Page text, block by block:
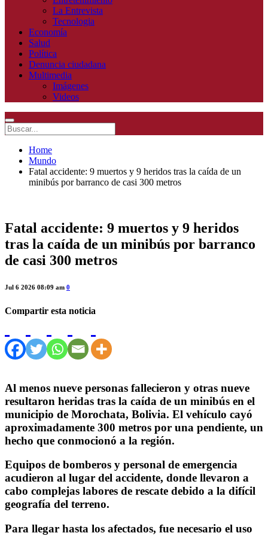
La Entrevista
Tecnologia
Economía
Salud
Política
Denuncia ciudadana
Multimedia
Imágenes
Videos
Home
Mundo
Fatal accidente: 9 muertos y 9 heridos tras la caída de un
minibús por barranco de casi 300 metros
Fatal accidente: 9 muertos y 9 heridos
tras la caída de un minibús por barranco
de casi 300 metros
Jul 6 2026 08:09 am 0
Compartir esta noticia
Al menos nueve personas fallecieron y otras nueve
resultaron heridas tras la caída de un minibús en el
municipio de Morochata, Bolivia. El vehículo cayó
aproximadamente 300 metros por una pendiente, un
hecho que conmocionó a la región.
Equipos de bomberos y personal de emergencia
acudieron al lugar del accidente, donde llevaron a
cabo complejas labores de rescate debido a la difícil
geografía del terreno.
Para llegar hasta los afectados, fue necesario el uso